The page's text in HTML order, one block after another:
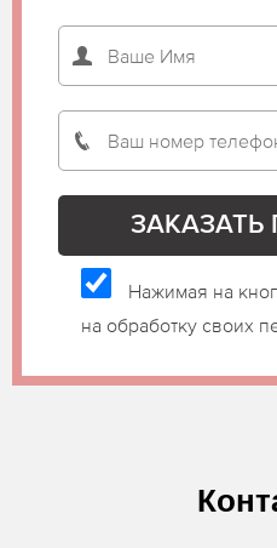
Нажимая на
на обработку своих